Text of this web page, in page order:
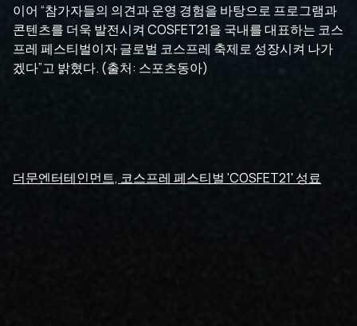
이어 “참가자들의 의견과 운영 경험을 바탕으로 프로그램과
콘텐츠를 더욱 발전시켜 COSFET21을 국내를 대표하는 코스
프레 페스티벌이자 글로벌 코스프레 축제로 성장시켜 나가
겠다”고 밝혔다. (출처: 스포츠동아)
더문엔터테인먼트, 코스프레 페스티벌 'COSFET21' 성료